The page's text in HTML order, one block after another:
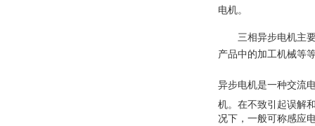
电机。
三相异步电机主
产品中的加工机械等
异步电机是一种交流
机。在不致引起误解
况下，一般可称感应